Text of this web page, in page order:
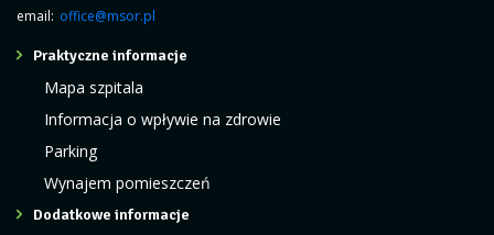
email: office@msor.pl
Praktyczne informacje
Mapa szpitala
Informacja o wpływie na zdrowie
Parking
Wynajem pomieszczeń
Dodatkowe informacje